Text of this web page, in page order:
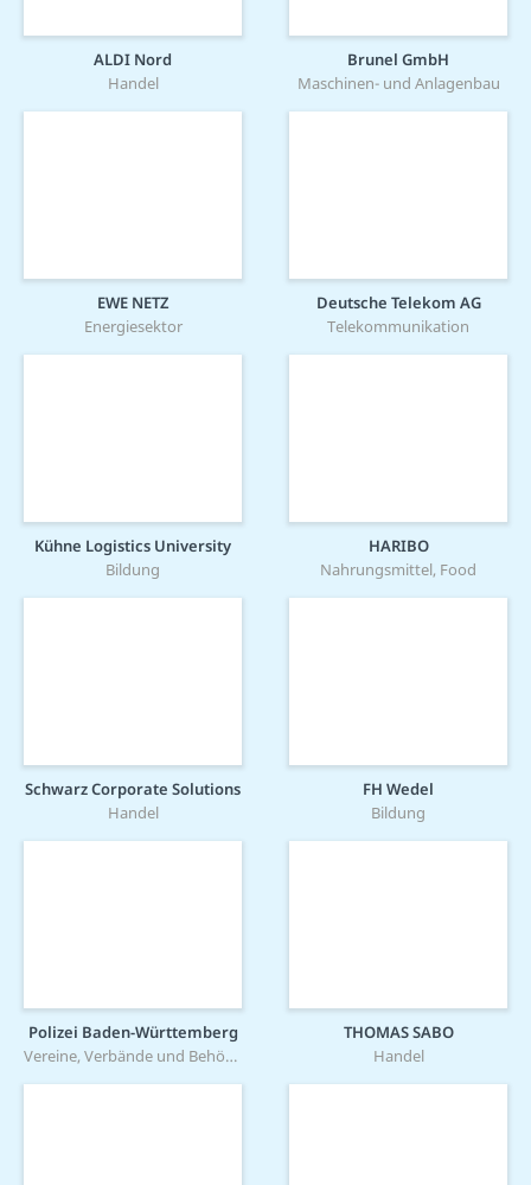
ALDI Nord
Handel
Brunel GmbH
Maschinen- und Anlagenbau
EWE NETZ
Energiesektor
Deutsche Telekom AG
Telekommunikation
Kühne Logistics University
Bildung
HARIBO
Nahrungsmittel, Food
Schwarz Corporate Solutions
Handel
FH Wedel
Bildung
Polizei Baden-Württemberg
Vereine, Verbände und Behörden
THOMAS SABO
Handel